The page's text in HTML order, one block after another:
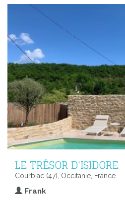
LE TRÉSOR D'ISIDORE
Courbiac (47), Occitanie, France
Frank